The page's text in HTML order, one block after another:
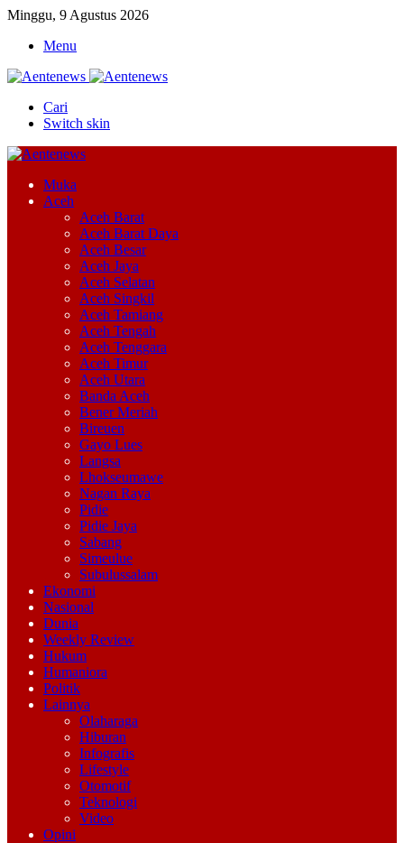
Minggu, 9 Agustus 2026
Menu
Cari
Switch skin
Muka
Aceh
Aceh Barat
Aceh Barat Daya
Aceh Besar
Aceh Jaya
Aceh Selatan
Aceh Singkil
Aceh Tamiang
Aceh Tengah
Aceh Tenggara
Aceh Timur
Aceh Utara
Banda Aceh
Bener Meriah
Bireuen
Gayo Lues
Langsa
Lhokseumawe
Nagan Raya
Pidie
Pidie Jaya
Sabang
Simeulue
Subulussalam
Ekonomi
Nasional
Dunia
Weekly Review
Hukum
Humaniora
Politik
Lainnya
Olaharaga
Hiburan
Infografis
Lifestyle
Otomotif
Teknologi
Video
Opini